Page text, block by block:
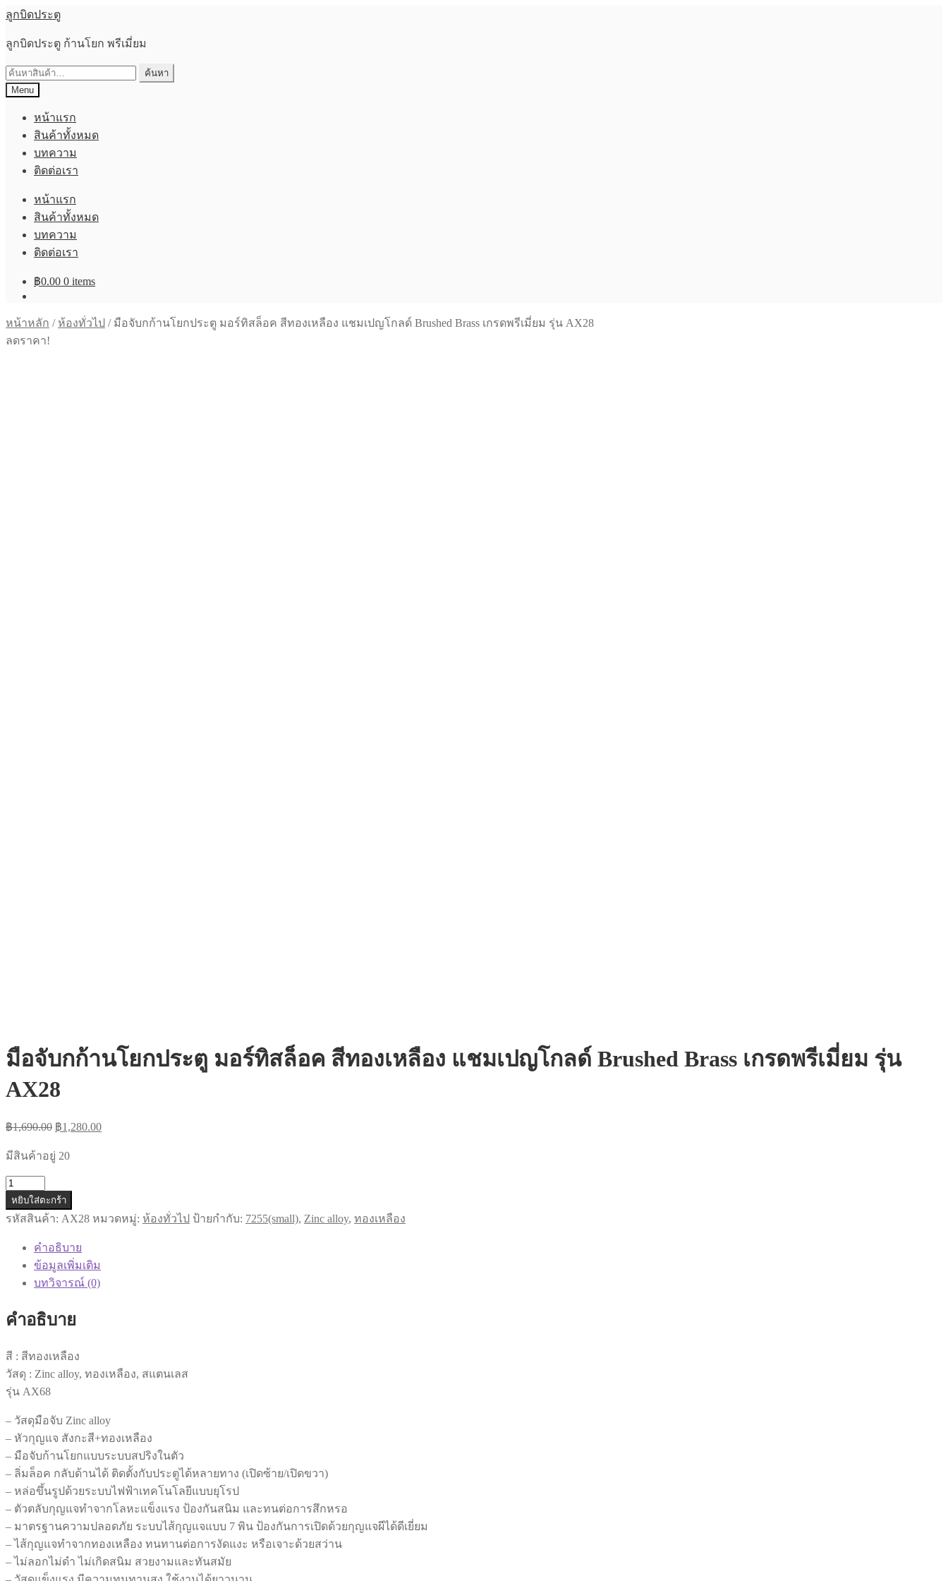
Skip
to
navigation
Skip
to
content
ลูกบิดประตู
ลูกบิดประตู ก้านโยก พรีเมี่ยม
ค้นหา:
ค้นหา
Menu
หน้าแรก
สินค้าทั้งหมด
บทความ
ติดต่อเรา
หน้าแรก
สินค้าทั้งหมด
บทความ
ติดต่อเรา
฿0.00 0 items
หน้าหลัก / ห้องทั่วไป / มือจับกก้านโยกประตู มอร์ทิสล็อค สีทองเหลือง แชมเปญโกลด์ Brushed Brass เกรดพรีเมี่ยม รุ่น AX28
ลดราคา!
มือจับกก้านโยกประตู มอร์ทิสล็อค สีทองเหลือง แชมเปญโกลด์ Brushed Brass เกรดพรีเมี่ยม รุ่น
AX28
฿1,690.00 Original
price
was:
฿1,690.00.
฿1,280.00Current
price
มีสินค้าอยู่ 20
จำนวน
มือ
จับ
สี
เหลือง
แชมเปญ
โกลด์
Brass
เก
รด
พรี
เมี่
ยม
รุ่น
AX28
ชิ้น
หยิบใส่ตะกร้า
รหัสสินค้า: AX28 หมวดหมู่: ห้องทั่วไป ป้ายกำกับ: 7255(small), Zinc alloy, ทองเหลือง
คำอธิบาย
ข้อมูลเพิ่มเติม
บทวิจารณ์ (0)
คำอธิบาย
สี : สีทองเหลือง
วัสดุ : Zinc alloy, ทองเหลือง, สแตนเลส
รุ่น AX68
– วัสดุมือจับ Zinc alloy
– หัวกุญแจ สังกะสี+ทองเหลือง
– มือจับก้านโยกแบบระบบสปริงในตัว
– ลิ่มล็อค กลับด้านได้ ติดตั้งกับประตูได้หลายทาง (เปิดซ้าย/เปิดขวา)
– หล่อขึ้นรูปด้วยระบบไฟฟ้าเทคโนโลยีแบบยุโรป
– ตัวตลับกุญแจทำจากโลหะแข็งแรง ป้องกันสนิม และทนต่อการสึกหรอ
– มาตรฐานความปลอดภัย ระบบไส้กุญแจแบบ 7 พิน ป้องกันการเปิดด้วยกุญแจผีได้ดีเยี่ยม
– ไส้กุญแจทำจากทองเหลือง ทนทานต่อการงัดแงะ หรือเจาะด้วยสว่าน
– ไม่ลอกไม่ดำ ไม่เกิดสนิม สวยงามและทันสมัย